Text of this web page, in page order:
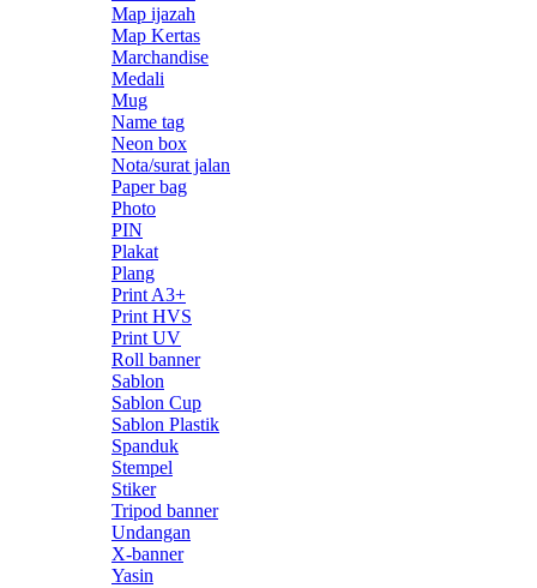
Map ijazah
Map Kertas
Marchandise
Medali
Mug
Name tag
Neon box
Nota/surat jalan
Paper bag
Photo
PIN
Plakat
Plang
Print A3+
Print HVS
Print UV
Roll banner
Sablon
Sablon Cup
Sablon Plastik
Spanduk
Stempel
Stiker
Tripod banner
Undangan
X-banner
Yasin